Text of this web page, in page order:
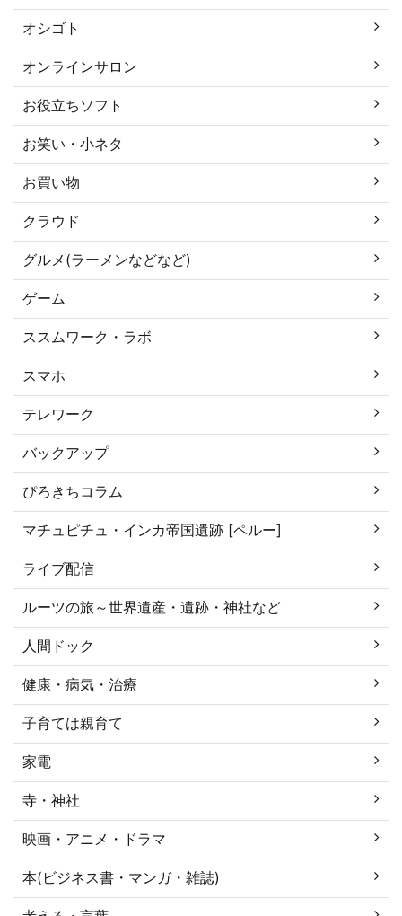
オシゴト
オンラインサロン
お役立ちソフト
お笑い・小ネタ
お買い物
クラウド
グルメ(ラーメンなどなど)
ゲーム
ススムワーク・ラボ
スマホ
テレワーク
バックアップ
ぴろきちコラム
マチュピチュ・インカ帝国遺跡 [ペルー]
ライブ配信
ルーツの旅～世界遺産・遺跡・神社など
人間ドック
健康・病気・治療
子育ては親育て
家電
寺・神社
映画・アニメ・ドラマ
本(ビジネス書・マンガ・雑誌)